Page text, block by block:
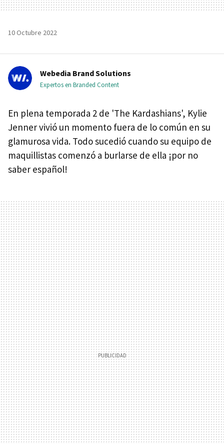
10 Octubre 2022
Webedia Brand Solutions
Expertos en Branded Content
En plena temporada 2 de 'The Kardashians', Kylie
Jenner vivió un momento fuera de lo común en su
glamurosa vida. Todo sucedió cuando su equipo de
maquillistas comenzó a burlarse de ella ¡por no
saber español!